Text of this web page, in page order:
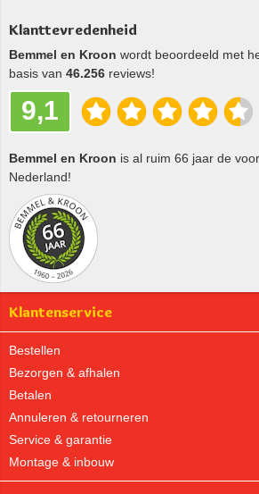
Klanttevredenheid
Bemmel en Kroon wordt beoordeeld met
basis van 46.256 reviews!
9,1
Bemmel en Kroon is al ruim 66 jaar de
Nederland!
Klantenservice
Bestellen
Bezorgen & afhalen
Betalen
Annuleren & retourneren
Service & garantie
Montage & inbouw